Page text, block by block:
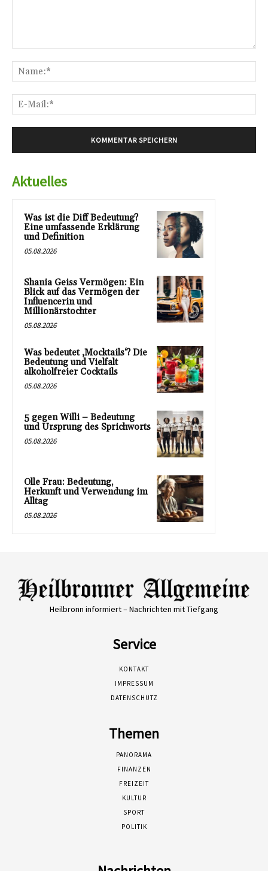
Aktuelles
Was ist die Diff Bedeutung?
Eine umfassende Erklärung
und Definition
05.08.2026
Shania Geiss Vermögen: Ein
Blick auf das Vermögen der
Influencerin und
Millionärstochter
05.08.2026
Was bedeutet ‚Mocktails‘? Die
Bedeutung und Vielfalt
alkoholfreier Cocktails
05.08.2026
5 gegen Willi – Bedeutung
und Ursprung des Sprichworts
05.08.2026
Olle Frau: Bedeutung,
Herkunft und Verwendung im
Alltag
05.08.2026
Heilbronn informiert – Nachrichten mit Tiefgang
Service
KONTAKT
IMPRESSUM
DATENSCHUTZ
Themen
PANORAMA
FINANZEN
FREIZEIT
KULTUR
SPORT
POLITIK